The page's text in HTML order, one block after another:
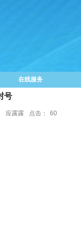
在线服务
号
应露露 点击： 60